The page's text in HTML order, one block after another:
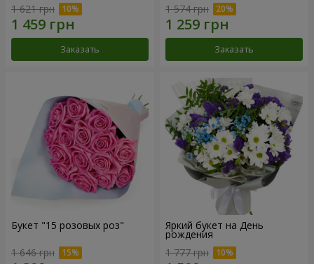
1 621 грн
Заказать
1 574 грн
Заказать
Букет "15 розовых роз"
1 646 грн
Яркий букет на День
рождения
1 777 грн